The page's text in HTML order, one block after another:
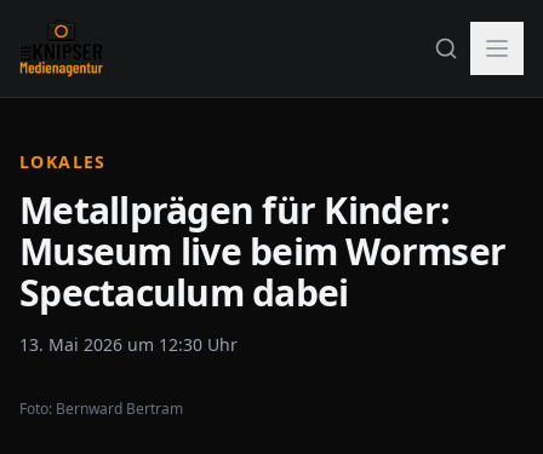
LOKALES
Metallprägen für Kinder:
Museum live beim Wormser
Spectaculum dabei
13. Mai 2026 um 12:30 Uhr
Foto: Bernward Bertram